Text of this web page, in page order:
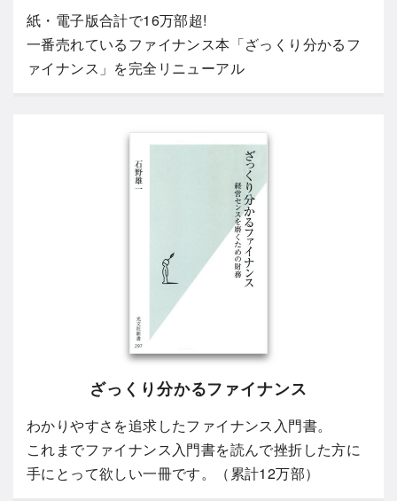
紙・電子版合計で16万部超!
一番売れているファイナンス本「ざっくり分かるフ
ァイナンス」を完全リニューアル
ざっくり分かるファイナンス
わかりやすさを追求したファイナンス入門書。
これまでファイナンス入門書を読んで挫折した方に
手にとって欲しい一冊です。（累計12万部）